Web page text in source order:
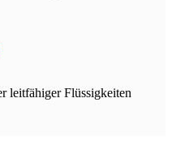
leitfähiger Flüssigkeiten